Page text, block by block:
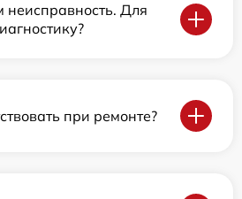
Для
при ремонте?